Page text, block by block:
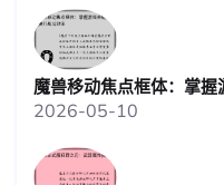
魔兽移动焦点框体：掌
2026-05-10